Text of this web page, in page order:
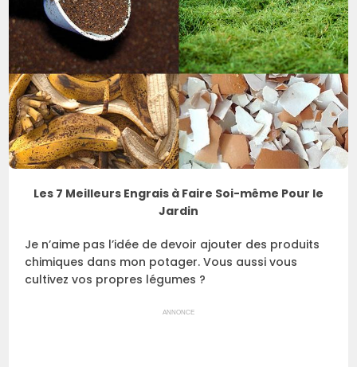
Les 7 Meilleurs Engrais à Faire Soi-même Pour le
Jardin
Je n’aime pas l’idée de devoir ajouter des produits
chimiques dans mon potager. Vous aussi vous
cultivez vos propres légumes ?
ANNONCE